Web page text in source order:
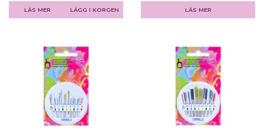
LÄS MER LÄGG I KORGEN LÄS MER